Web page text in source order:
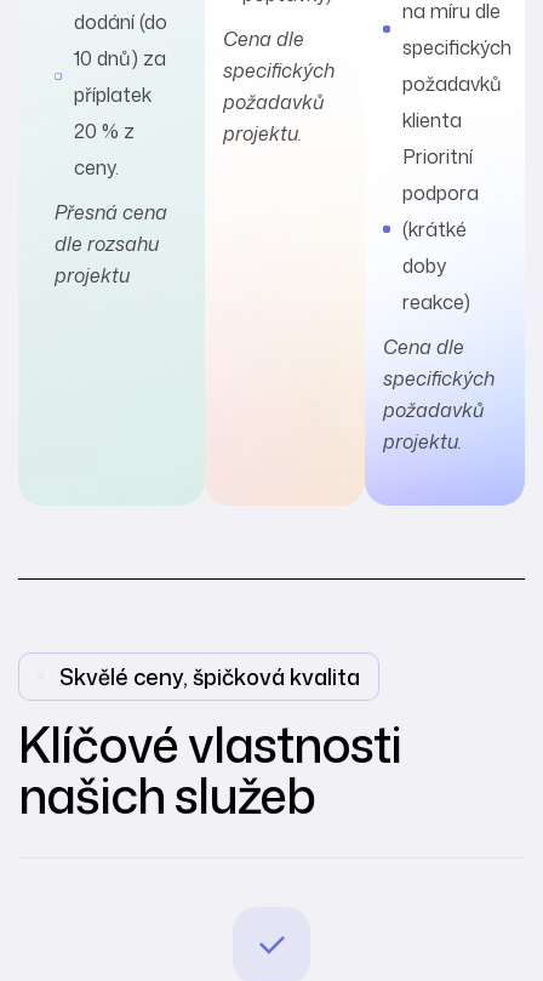
dodání (do
10 dnů) za
příplatek
20 % z
ceny.
Přesná cena
dle rozsahu
projektu
Cena dle
specifických
požadavků
projektu.
na míru dle
specifických
požadavků
klienta
Prioritní
podpora
(krátké
doby
reakce)
Cena dle
specifických
požadavků
projektu.
Skvělé ceny, špičková kvalita
Klíčové vlastnosti
našich služeb